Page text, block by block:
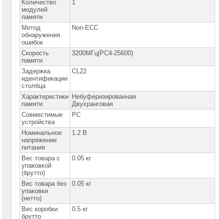
сетевое
оборудование
СХД
системы
хранения
данных
Компоненты
компьютеров
Платформы
малого
размера
Материнские
платы
Процессоры
Intel
Процессоры
AMD
Модули
памяти
Количество
модулей
памяти
1
Метод
обнаружения
ошибок
Non-ECC
Скорость
памяти
3200МГц(PC4-25600)
Задержка
идентификации
столбца
CL22
Характеристики
памяти
Небуферизированная
Двухранговая
Совместимые
устройства
PC
Номинальное
напряжение
питания
1.2 В
Вес товара с
упаковкой
(брутто)
0.05 кг
Вес товара без
упаковки
(нетто)
0.05 кг
Вес коробки
брутто
0.5 кг